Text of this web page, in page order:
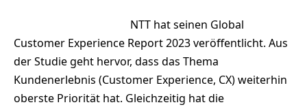
NTT hat seinen Global
Customer Experience Report 2023 veröffentlicht. Aus
der Studie geht hervor, dass das Thema
Kundenerlebnis (Customer Experience, CX) weiterhin
oberste Priorität hat. Gleichzeitig hat die